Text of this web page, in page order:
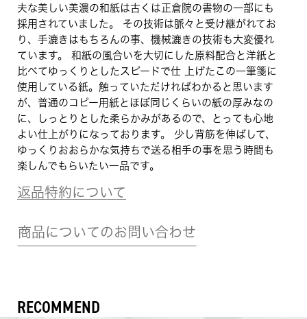
夫な美しい美濃の和紙は古くは正倉院の書物の一部にも
採用されていました。 その技術は脈々と受け継がれてお
り、手漉きはもちろんの事、機械漉きの技術も大変優れ
ています。 和紙の風合いを大切にした原料配合と洋紙と
比べてゆっくりとしたスピードで仕 上げたこの一筆箋に
使用している紙。触っていただければわかると思います
が、普通のコピー用紙とほぼ同じくらいの紙の厚みなの
に、しっとりとした柔らかみがあるので、とっても心地
よい仕上がりになっております。 少し背筋を伸ばして、
ゆっくりおおらかな気持ちで送る相手の事を思う時間も
楽しんでもらいたい一品です。
返品特約について
商品についてのお問い合わせ
RECOMMEND